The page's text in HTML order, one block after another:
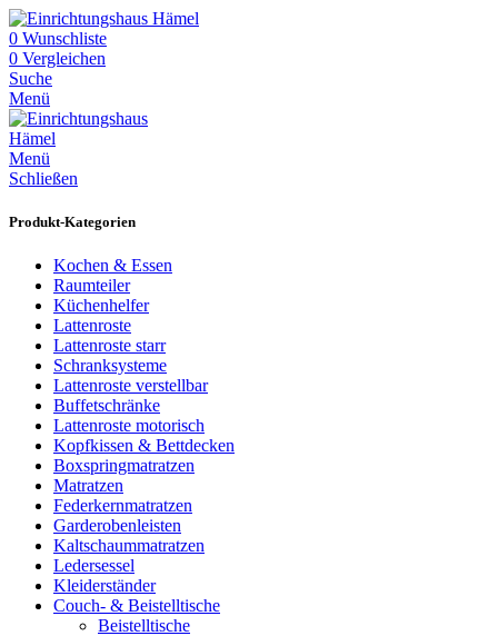
0 Wunschliste
0 Vergleichen
Suche
Menü
Menü
Schließen
Produkt-Kategorien
Kochen & Essen
Raumteiler
Küchenhelfer
Lattenroste
Lattenroste starr
Schranksysteme
Lattenroste verstellbar
Buffetschränke
Lattenroste motorisch
Kopfkissen & Bettdecken
Boxspringmatratzen
Matratzen
Federkernmatratzen
Garderobenleisten
Kaltschaummatratzen
Ledersessel
Kleiderständer
Couch- & Beistelltische
Beistelltische